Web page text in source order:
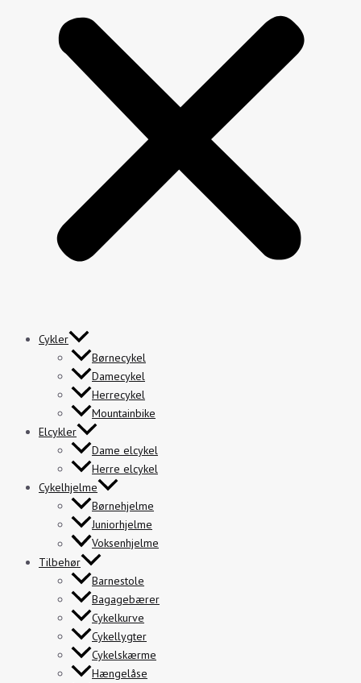
Cykler
Børnecykel
Damecykel
Herrecykel
Mountainbike
Elcykler
Dame elcykel
Herre elcykel
Cykelhjelme
Børnehjelme
Juniorhjelme
Voksenhjelme
Tilbehør
Barnestole
Bagagebærer
Cykelkurve
Cykellygter
Cykelskærme
Hængelåse